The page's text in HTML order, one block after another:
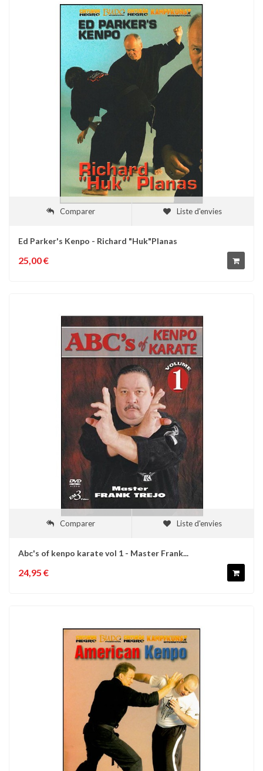
Comparer Liste d'envies
Ed Parker's Kenpo - Richard "Huk"Planas
25,00 €
Comparer Liste d'envies
Abc's of kenpo karate vol 1 - Master Frank...
24,95 €